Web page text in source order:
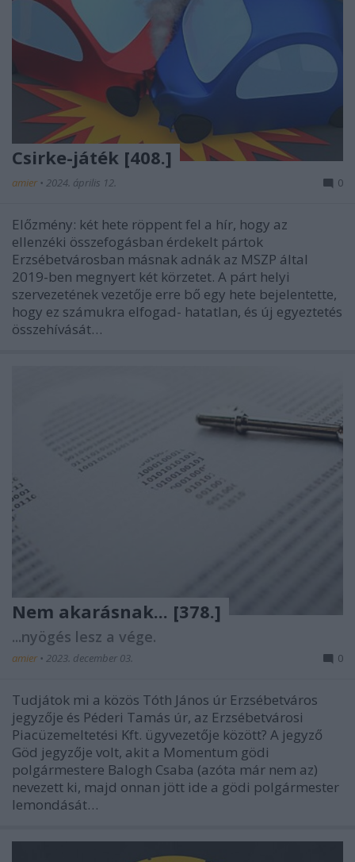
Csirke-játék [408.]
amier • 2024. április 12. 0
Előzmény: két hete röppent fel a hír, hogy az
ellenzéki összefogásban érdekelt pártok
Erzsébetvárosban másnak adnák az MSZP által
2019-ben megnyert két körzetet. A párt helyi
szervezetének vezetője erre bő egy hete bejelentette,
hogy ez számukra elfogad- hatatlan, és új egyeztetés
összehívását…
Nem akarásnak... [378.]
...nyögés lesz a vége.
amier • 2023. december 03. 0
Tudjátok mi a közös Tóth János úr Erzsébetváros
jegyzője és Péderi Tamás úr, az Erzsébetvárosi
Piacüzemeltetési Kft. ügyvezetője között? A jegyző
Göd jegyzője volt, akit a Momentum gödi
polgármestere Balogh Csaba (azóta már nem az)
nevezett ki, majd onnan jött ide a gödi polgármester
lemondását…